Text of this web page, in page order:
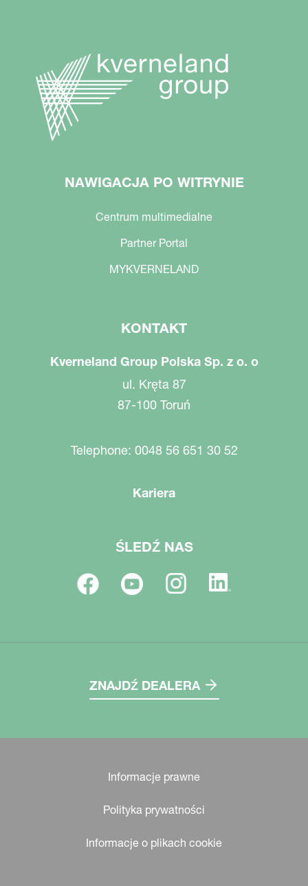
NAWIGACJA PO WITRYNIE
Centrum multimedialne
Partner Portal
MYKVERNELAND
KONTAKT
Kverneland Group Polska Sp. z o. o
ul. Kręta 87
87-100 Toruń
Telephone: 0048 56 651 30 52
Kariera
ŚLEDŹ NAS
ZNAJDŹ DEALERA
Informacje prawne
Polityka prywatności
Informacje o plikach cookie